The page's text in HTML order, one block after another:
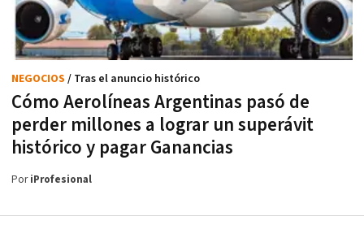
Cómo Aerolíneas Argentinas pasó de
perder millones a lograr un superávit
histórico y pagar Ganancias
NEGOCIOS / Tras el anuncio histórico
PoriProfesional